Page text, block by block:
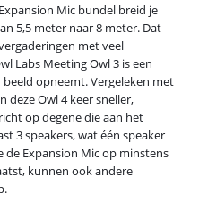
Mic bundel breid je
5,5 meter naar 8 meter. Dat
met veel
Labs Meeting Owl 3 is een
opneemt. Vergeleken met
deze Owl 4 keer sneller,
op degene die aan het
3 speakers, wat één speaker
de Expansion Mic op minstens
kunnen ook andere